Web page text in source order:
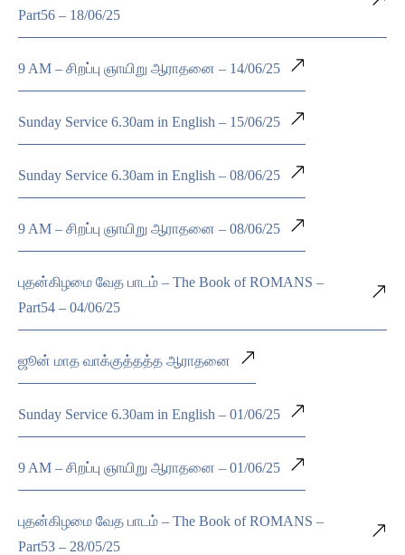
Part56 – 18/06/25
9 AM – சிறப்பு ஞாயிறு ஆராதனை – 14/06/25
Sunday Service 6.30am in English – 15/06/25
Sunday Service 6.30am in English – 08/06/25
9 AM – சிறப்பு ஞாயிறு ஆராதனை – 08/06/25
புதன்கிழமை வேத பாடம் – The Book of ROMANS –
Part54 – 04/06/25
ஜூன் மாத வாக்குத்தத்த ஆராதனை
Sunday Service 6.30am in English – 01/06/25
9 AM – சிறப்பு ஞாயிறு ஆராதனை – 01/06/25
புதன்கிழமை வேத பாடம் – The Book of ROMANS –
Part53 – 28/05/25